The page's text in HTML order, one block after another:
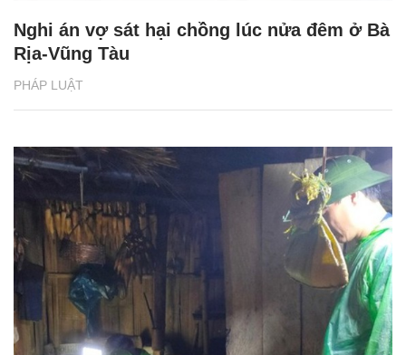
PHÁP LUẬT
Nghi án vợ sát hại chồng lúc nửa đêm ở Bà
Rịa-Vũng Tàu